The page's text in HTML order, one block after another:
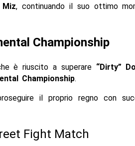
Miz, continuando il suo ottimo
Championship
è riuscito a superare “Dirty”
Championship.
il proprio regno con
Fight Match